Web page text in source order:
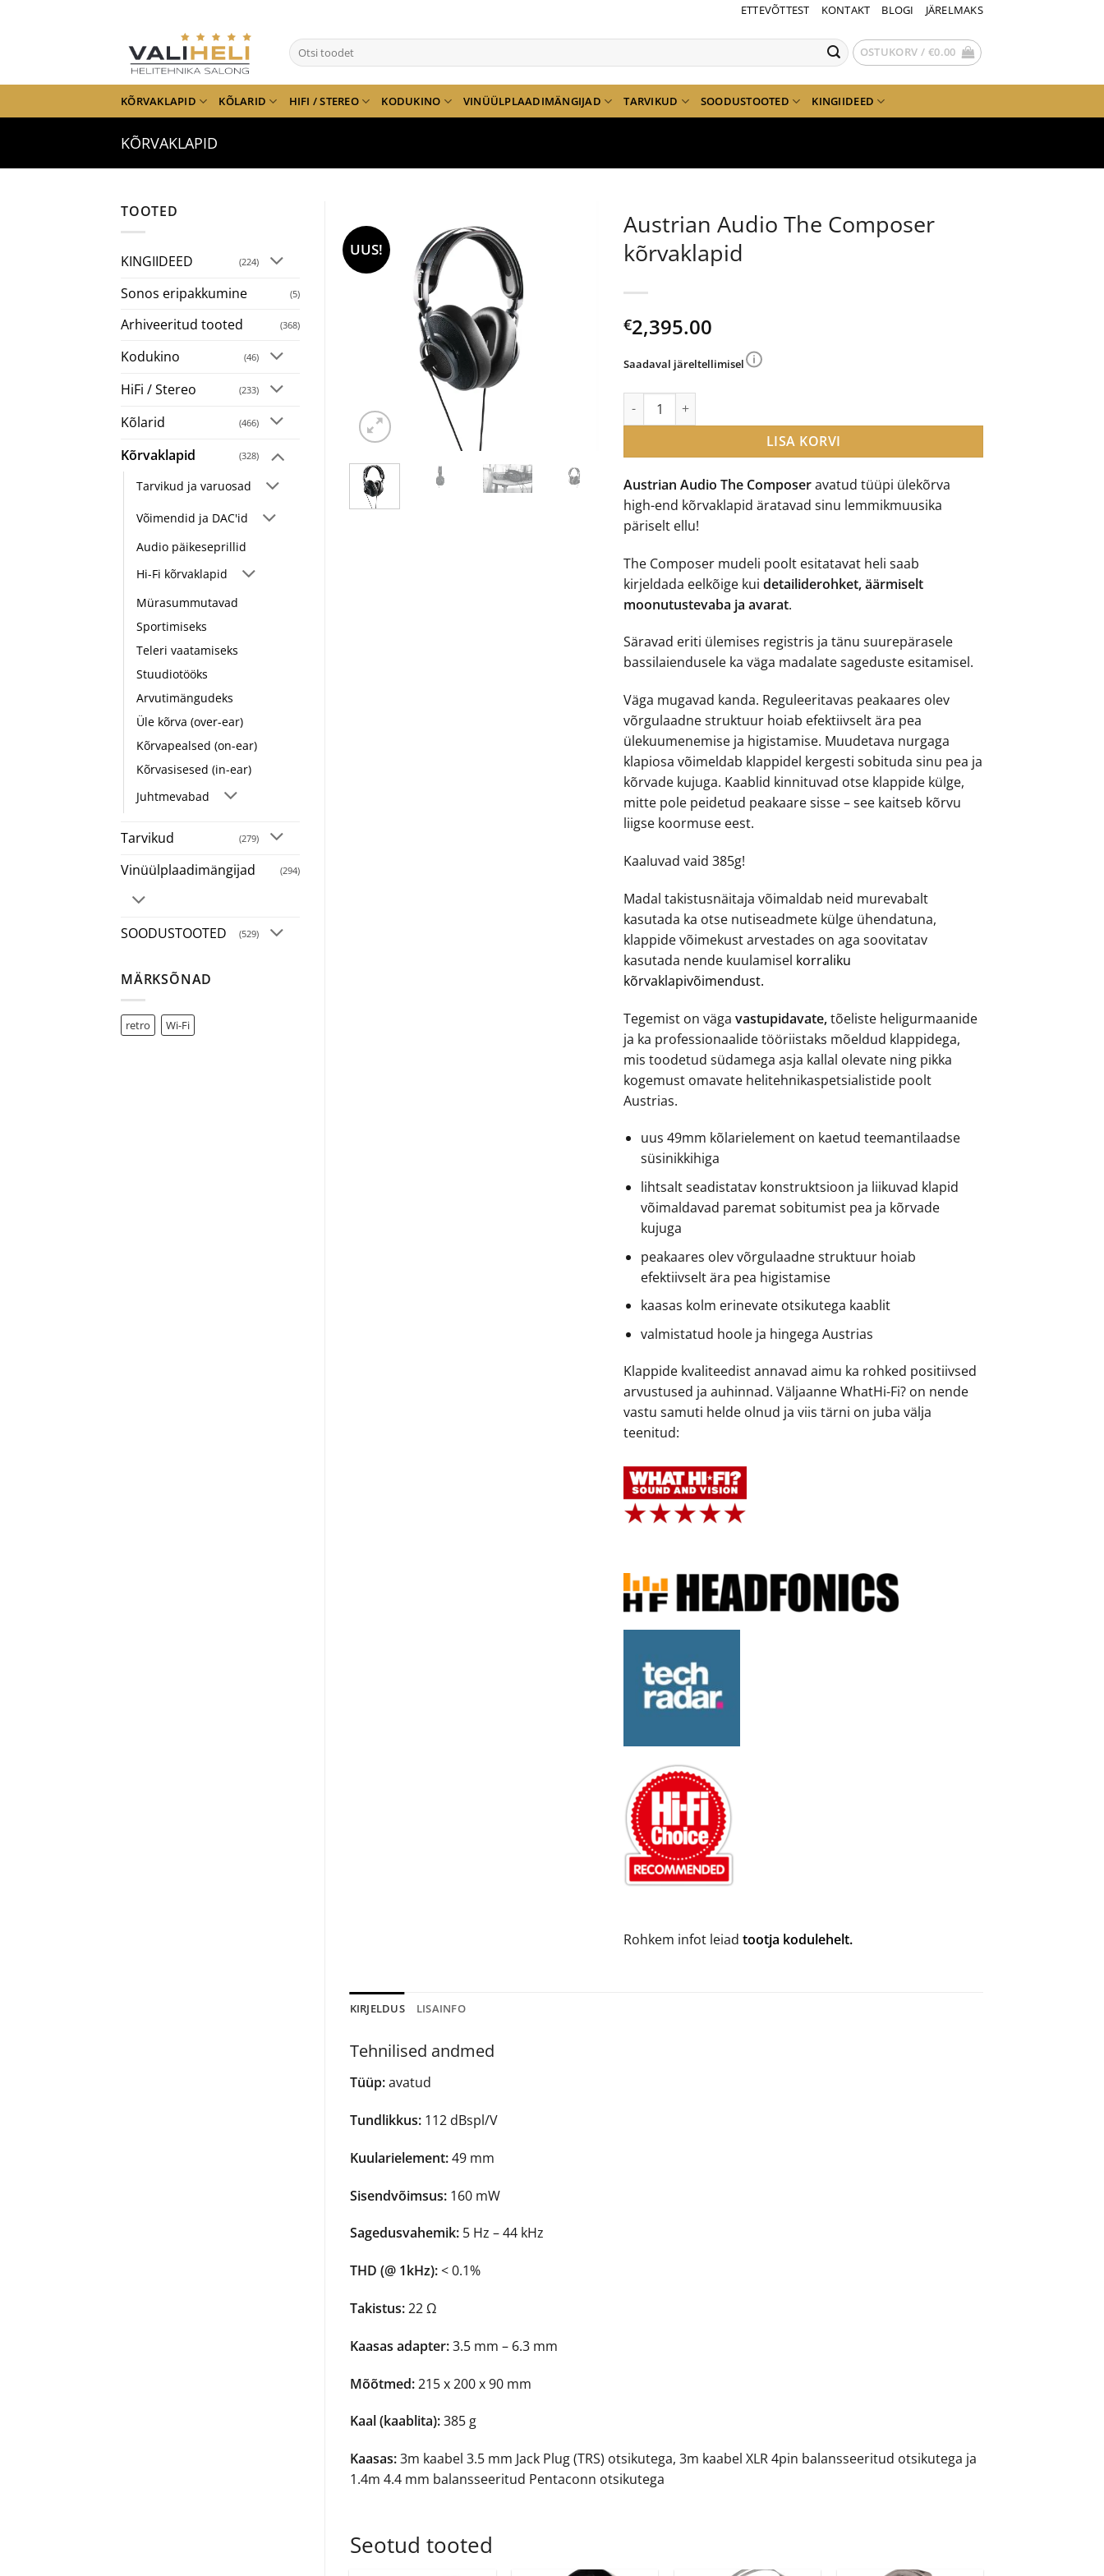
ETTEVÕTTEST KONTAKT BLOGI JÄRELMAKS
Otsi: OSTUKORV / €0.00
KÕRVAKLAPID KÕLARID HIFI / STEREO KODUKINO VINÜÜLPLAADIMÄNGIJAD TARVIKUD SOODUSTOOTED KINGIIDEED
KÕRVAKLAPID
TOOTED
KINGIIDEED (224)
Sonos eripakkumine (5)
Arhiveeritud tooted (368)
Kodukino (46)
HiFi / Stereo (233)
Kõlarid (466)
Kõrvaklapid (328)
Tarvikud ja varuosad
Võimendid ja DAC'id
Audio päikeseprillid
Hi-Fi kõrvaklapid
Mürasummutavad
Sportimiseks
Teleri vaatamiseks
Stuudiotööks
Arvutimängudeks
Üle kõrva (over-ear)
Kõrvapealsed (on-ear)
Kõrvasisesed (in-ear)
Juhtmevabad
Tarvikud (279)
Vinüülplaadimängijad (294)
SOODUSTOOTED (529)
MÄRKSÕNAD
retro Wi-Fi
UUS!
Austrian Audio The Composer
kõrvaklapid
€2,395.00
Austrian Audio The Composeravatud tüüpi ülekõrva
high-end kõrvaklapid äratavad sinu lemmikmuusika
päriselt ellu!
The Composer mudeli poolt esitatavat heli saab
kirjeldada eelkõige kuidetailiderohket, äärmiselt
moonutustevaba ja avarat.
Säravad eriti ülemises registris ja tänu suurepärasele
bassilaiendusele ka väga madalate sageduste esitamisel.
Väga mugavad kanda. Reguleeritavas peakaares olev
võrgulaadne struktuur hoiab efektiivselt ära pea
ülekuumenemise ja higistamise. Muudetava nurgaga
klapiosa võimeldab klappidel kergesti sobituda sinu pea ja
kõrvade kujuga. Kaablid kinnituvad otse klappide külge,
mitte pole peidetud peakaare sisse – see kaitseb kõrvu
liigse koormuse eest.
Kaaluvad vaid 385g!
Madal takistusnäitaja võimaldab neid murevabalt
kasutada ka otse nutiseadmete külge ühendatuna,
klappide võimekust arvestades on aga soovitatav
kasutada nende kuulamisel korraliku
kõrvaklapivõimendust.
Tegemist on vägavastupidavate,tõeliste heligurmaanide
ja ka professionaalide tööriistaks mõeldud klappidega,
mis toodetud südamega asja kallal olevate ning pikka
kogemust omavate helitehnikaspetsialistide poolt
Austrias.
uus 49mm kõlarielement on kaetud teemantilaadse
süsinikkihiga
lihtsalt seadistatav konstruktsioon ja liikuvad klapid
võimaldavad paremat sobitumist pea ja kõrvade
kujuga
peakaares olev võrgulaadne struktuur hoiab
efektiivselt ära pea higistamise
kaasas kolm erinevate otsikutega kaablit
valmistatud hoole ja hingega Austrias
Klappide kvaliteedist annavad aimu ka rohked positiivsed
arvustused ja auhinnad. Väljaanne WhatHi-Fi? on nende
vastu samuti helde olnud ja viis tärni on juba välja
teenitud:
Rohkem infot leiadtootja kodulehelt.
Saadaval järeltellimisel
Austrian Audio The Composer kõrvaklapid kogus
LISA KORVI
KIRJELDUS LISAINFO
Tehnilised andmed
Tüüp:avatud
Tundlikkus:112 dBspl/V
Kuularielement:49 mm
Sisendvõimsus:160 mW
Sagedusvahemik:5 Hz – 44 kHz
THD (@ 1kHz):< 0.1%
Takistus:22 Ω
Kaasas adapter:3.5 mm – 6.3 mm
Mõõtmed:215 x 200 x 90 mm
Kaal (kaablita):385 g
Kaasas:3m kaabel 3.5 mm Jack Plug (TRS) otsikutega, 3m kaabel XLR 4pin balansseeritud otsikutega ja
1.4m 4.4 mm balansseeritud Pentaconn otsikutega
Seotud tooted